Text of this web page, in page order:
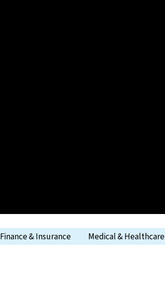
Finance & Insurance Medical & Healthcare